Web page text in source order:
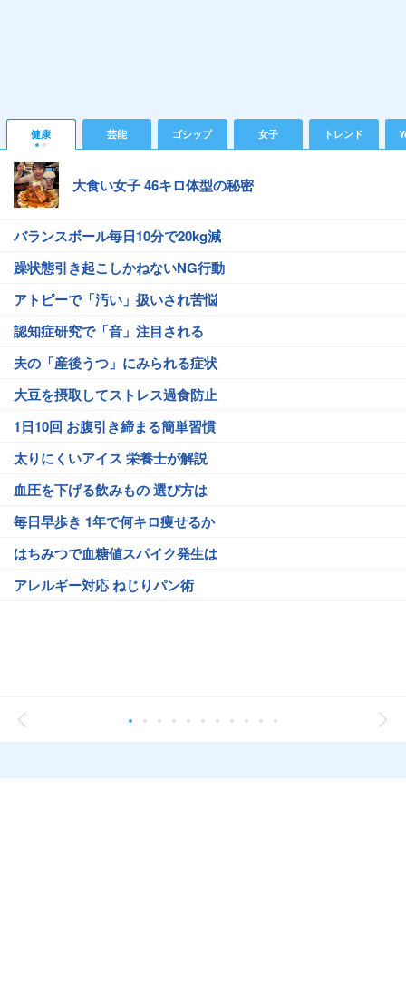
健康 芸能 ゴシップ 女子 トレンド
大食い女子 46キロ体型の秘密
バランスボール毎日10分で20kg減
躁状態引き起こしかねないNG行動
アトピーで「汚い」扱いされ苦悩
認知症研究で「音」注目される
夫の「産後うつ」にみられる症状
大豆を摂取してストレス過食防止
1日10回 お腹引き締まる簡単習慣
太りにくいアイス 栄養士が解説
血圧を下げる飲みもの 選び方は
毎日早歩き 1年で何キロ痩せるか
はちみつで血糖値スパイク発生は
アレルギー対応 ねじりパン術